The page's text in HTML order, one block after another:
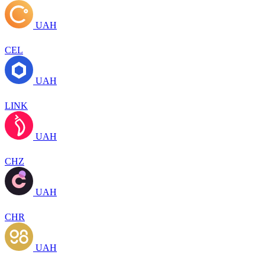
UAH
CEL
UAH
LINK
UAH
CHZ
UAH
CHR
UAH